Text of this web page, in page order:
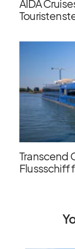
AIDA
Transcend
Flussschiff